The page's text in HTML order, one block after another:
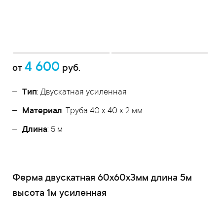
от 4 600 руб.
Тип: Двускатная усиленная
Материал: Труба 40 x 40 x 2 мм
Длина: 5 м
Ферма двускатная 60x60x3мм длина 5м
высота 1м усиленная